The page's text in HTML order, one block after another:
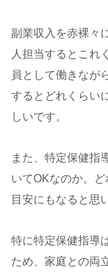
副業収入を赤裸々
人担当するとこれ
員として働きなが
するとどれくらい
しいです。
また、特定保健指
いてOKなのか。
目安にもなると思
特に特定保健指導
ため、家庭との両